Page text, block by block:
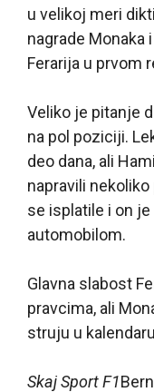
u velikoj meri
nagrade Monaka
Ferarija u prvom
Veliko je pitanje
na pol poziciji.
deo dana, ali
napravili
se isplatile i on
automobilom.
Glavna slabost
pravcima, ali
struju u
Skaj Sport F1